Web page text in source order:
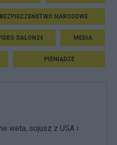
BEZPIECZEŃSTWO NARODOWE
SALON24 MEDIA
PIENIĄDZE
weta, sojusz z USA i